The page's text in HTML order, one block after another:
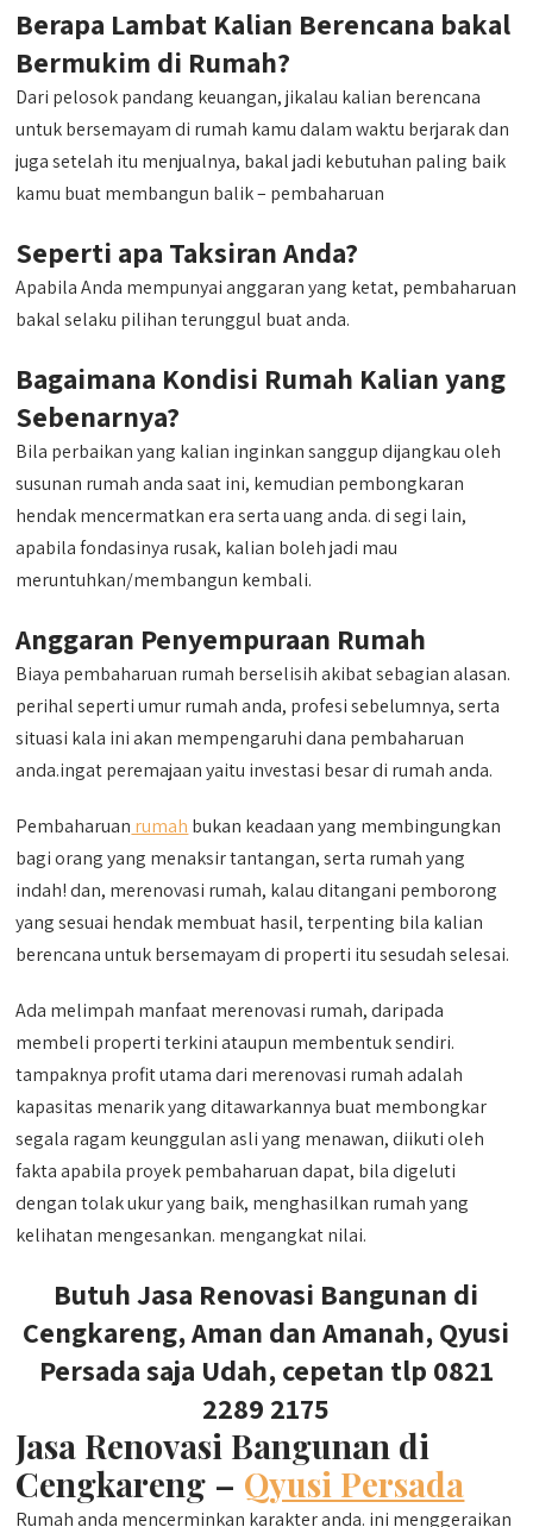
Berapa Lambat Kalian Berencana bakal
Bermukim di Rumah?
Dari pelosok pandang keuangan, jikalau kalian berencana
untuk bersemayam di rumah kamu dalam waktu berjarak dan
juga setelah itu menjualnya, bakal jadi kebutuhan paling baik
kamu buat membangun balik – pembaharuan
Seperti apa Taksiran Anda?
Apabila Anda mempunyai anggaran yang ketat, pembaharuan
bakal selaku pilihan terunggul buat anda.
Bagaimana Kondisi Rumah Kalian yang
Sebenarnya?
Bila perbaikan yang kalian inginkan sanggup dijangkau oleh
susunan rumah anda saat ini, kemudian pembongkaran
hendak mencermatkan era serta uang anda. di segi lain,
apabila fondasinya rusak, kalian boleh jadi mau
meruntuhkan/membangun kembali.
Anggaran Penyempuraan Rumah
Biaya pembaharuan rumah berselisih akibat sebagian alasan.
perihal seperti umur rumah anda, profesi sebelumnya, serta
situasi kala ini akan mempengaruhi dana pembaharuan
anda.ingat peremajaan yaitu investasi besar di rumah anda.
Pembaharuan rumah bukan keadaan yang membingungkan
bagi orang yang menaksir tantangan, serta rumah yang
indah! dan, merenovasi rumah, kalau ditangani pemborong
yang sesuai hendak membuat hasil, terpenting bila kalian
berencana untuk bersemayam di properti itu sesudah selesai.
Ada melimpah manfaat merenovasi rumah, daripada
membeli properti terkini ataupun membentuk sendiri.
tampaknya profit utama dari merenovasi rumah adalah
kapasitas menarik yang ditawarkannya buat membongkar
segala ragam keunggulan asli yang menawan, diikuti oleh
fakta apabila proyek pembaharuan dapat, bila digeluti
dengan tolak ukur yang baik, menghasilkan rumah yang
kelihatan mengesankan. mengangkat nilai.
Butuh Jasa Renovasi Bangunan di
Cengkareng, Aman dan Amanah, Qyusi
Persada saja Udah, cepetan tlp 0821
2289 2175
Jasa Renovasi Bangunan di
Cengkareng – Qyusi Persada
Rumah anda mencerminkan karakter anda. ini menggeraikan